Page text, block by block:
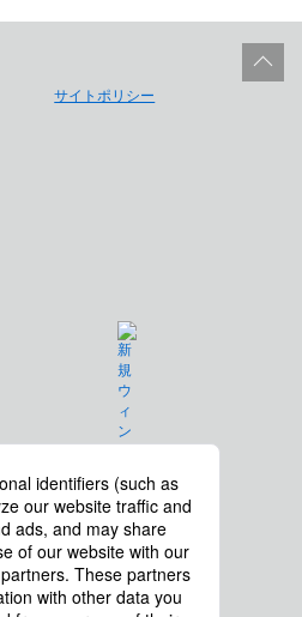
サイトポリシー
免責事項